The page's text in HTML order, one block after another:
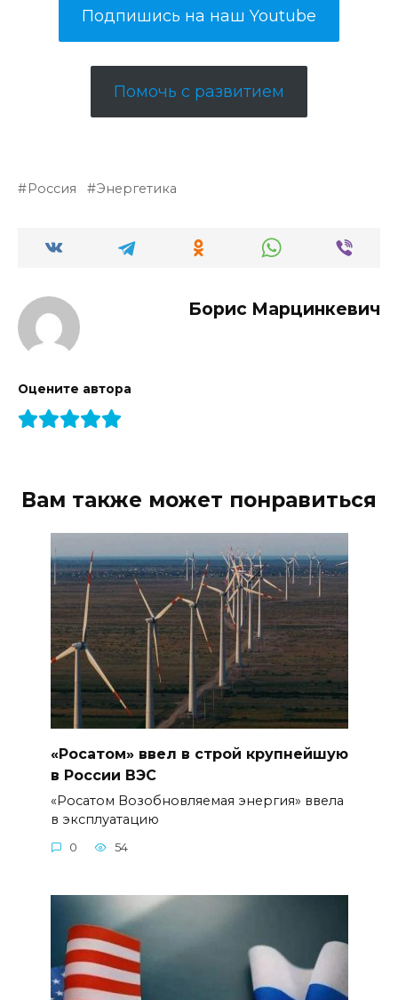
Подпишись на наш Youtube
Помочь с развитием
Россия Энергетика
Борис Марцинкевич
Оцените автора
Вам также может понравиться
«Росатом» ввел в строй крупнейшую
в России ВЭС
«Росатом Возобновляемая энергия» ввела
в эксплуатацию
0 54